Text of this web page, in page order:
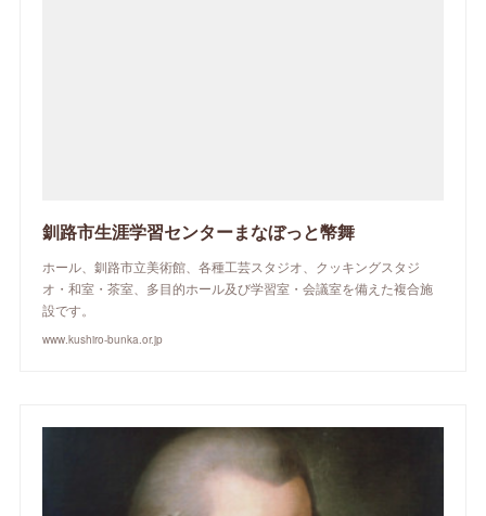
釧路市生涯学習センターまなぼっと幣舞
ホール、釧路市立美術館、各種工芸スタジオ、クッキングスタジ
オ・和室・茶室、多目的ホール及び学習室・会議室を備えた複合施
設です。
www.kushiro-bunka.or.jp